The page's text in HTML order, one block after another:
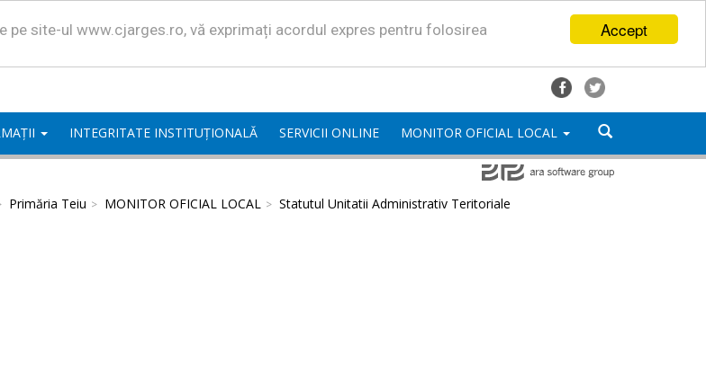
Accept
site-ul www.cjarges.ro, vă exprimați acordul expres pentru folosirea
INTEGRITATE INSTITUȚIONALĂ SERVICII ONLINE MONITOR OFICIAL LOCAL
Primăria Teiu MONITOR OFICIAL LOCAL Statutul Unitatii Administrativ Teritoriale